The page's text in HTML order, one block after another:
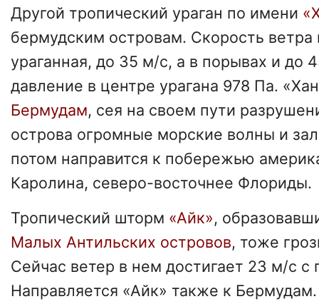
Другой тропический ураган по имени
бермудским островам. Скорость ветра
ураганная, до 35 м/с, а в порывах и до
давление в центре урагана 978 Па.
Бермудам, сея на своем пути
острова огромные морские волны и
потом направится к побережью
Каролина, северо-восточнее Флориды.
Тропический шторм «Айк»,
Малых Антильских островов, тоже
Сейчас ветер в нем достигает 23 м/с
Направляется «Айк» также к